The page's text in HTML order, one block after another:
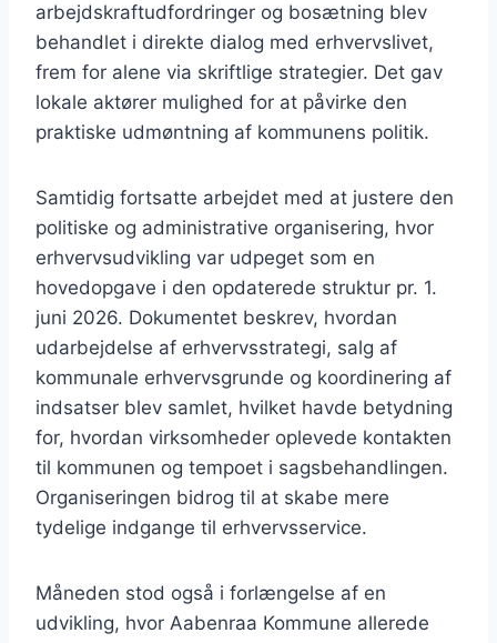
arbejdskraftudfordringer og bosætning blev
behandlet i direkte dialog med erhvervslivet,
frem for alene via skriftlige strategier. Det gav
lokale aktører mulighed for at påvirke den
praktiske udmøntning af kommunens politik.
Samtidig fortsatte arbejdet med at justere den
politiske og administrative organisering, hvor
erhvervsudvikling var udpeget som en
hovedopgave i den opdaterede struktur pr. 1.
juni 2026. Dokumentet beskrev, hvordan
udarbejdelse af erhvervsstrategi, salg af
kommunale erhvervsgrunde og koordinering af
indsatser blev samlet, hvilket havde betydning
for, hvordan virksomheder oplevede kontakten
til kommunen og tempoet i sagsbehandlingen.
Organiseringen bidrog til at skabe mere
tydelige indgange til erhvervsservice.
Måneden stod også i forlængelse af en
udvikling, hvor Aabenraa Kommune allerede